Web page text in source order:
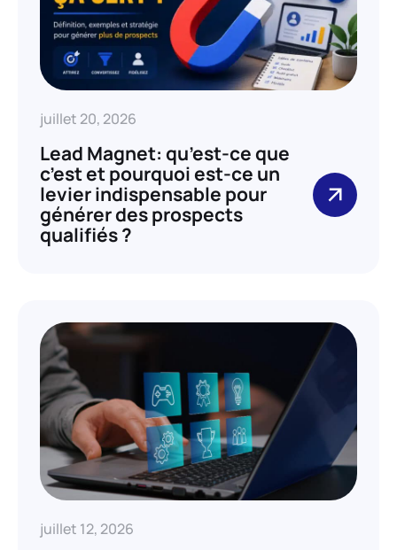
juillet 20, 2026
Lead Magnet: qu’est-ce que
c’est et pourquoi est-ce un
levier indispensable pour
générer des prospects
qualifiés ?
juillet 12, 2026